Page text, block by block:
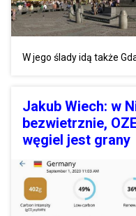
W jego ślady idą także
Jakub Wiech: w
bezwietrznie,
węgiel jest grany